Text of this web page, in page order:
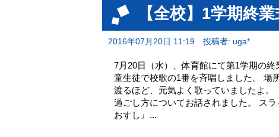
【全校】1学期終
2016年07月20日 11:19 投稿者: uga*
7月20日（水）、体育館にて第1学期の
童生徒で校歌の1番を斉唱しました。 場
渡るほど、元気よく歌っていましたよ
過ごし方についてお話されました。 ス
おすし』...